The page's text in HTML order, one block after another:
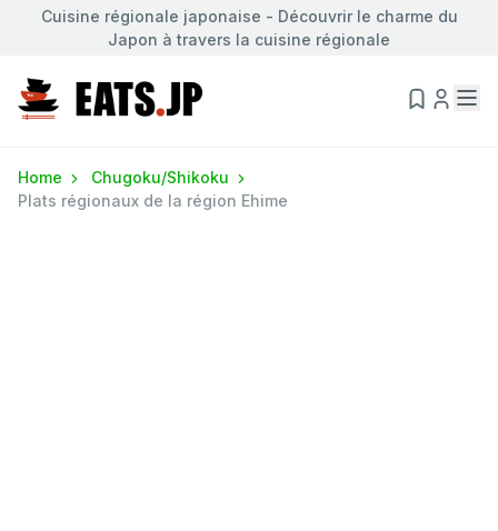
Cuisine régionale japonaise - Découvrir le charme du
Japon à travers la cuisine régionale
Home
Chugoku/Shikoku
Plats régionaux de la région Ehime